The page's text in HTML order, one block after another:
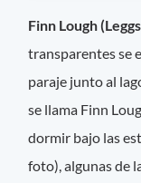
Finn Lough
transparentes se
paraje junto al
se llama Finn
dormir bajo las
foto), algunas de